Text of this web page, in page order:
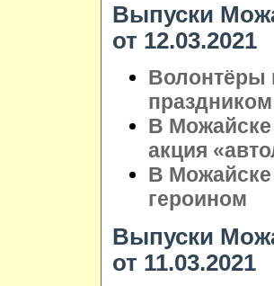
Выпуски
от 12.03.2021
Волонтёры
В
акция
В
героином
Выпуски
от 11.03.2021